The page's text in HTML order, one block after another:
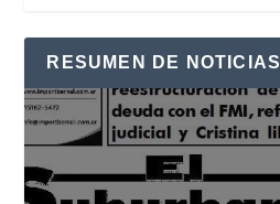
RESUMEN DE NOTICIAS
Reproductor
de
vídeo